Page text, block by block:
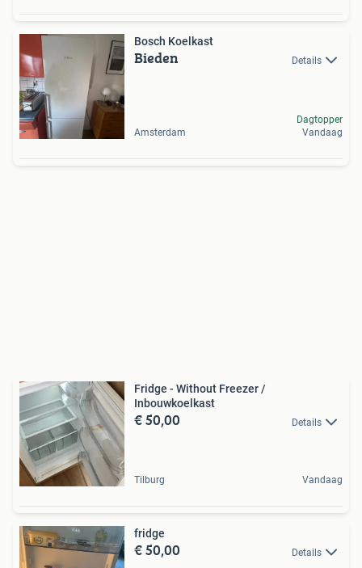
Bosch Koelkast
Bieden Details
Amsterdam
Dagtopper
Vandaag
Fridge - Without Freezer /
Inbouwkoelkast
€ 50,00 Details
Tilburg Vandaag
fridge
€ 50,00 Details